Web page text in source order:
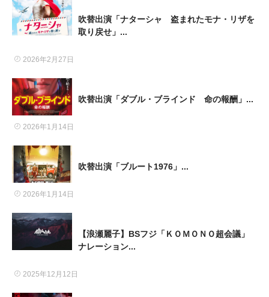
吹替出演「ナターシャ 盗まれたモナ・リザを
取り戻せ」...
2026年2月27日
吹替出演「ダブル・ブラインド 命の報酬」...
2026年1月14日
吹替出演「ブルート1976」...
2026年1月14日
【浪瀬麗子】BSフジ「ＫＯＭＯＮＯ超会議」
ナレーション...
2025年12月12日